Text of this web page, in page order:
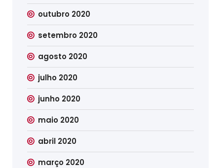
outubro 2020
setembro 2020
agosto 2020
julho 2020
junho 2020
maio 2020
abril 2020
março 2020